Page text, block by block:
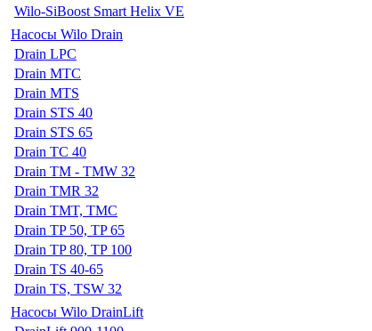
Wilo-SiBoost Smart Helix VE
Насосы Wilo Drain
Drain LPC
Drain MTC
Drain MTS
Drain STS 40
Drain STS 65
Drain TC 40
Drain TM - TMW 32
Drain TMR 32
Drain TMT, TMC
Drain TP 50, TP 65
Drain TP 80, TP 100
Drain TS 40-65
Drain TS, TSW 32
Насосы Wilo DrainLift